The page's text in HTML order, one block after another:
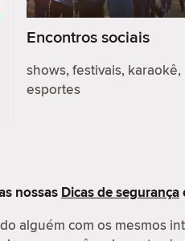
Encontros sociais
shows, festivais, karaokê,
esportes
nossas Dicas de segurança
alguém com os mesmos